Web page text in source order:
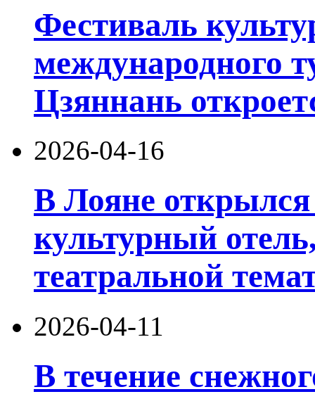
Фестиваль
международного
Цзяннань
2026-04-16
В Лояне
культурный
театральной
2026-04-11
В течение